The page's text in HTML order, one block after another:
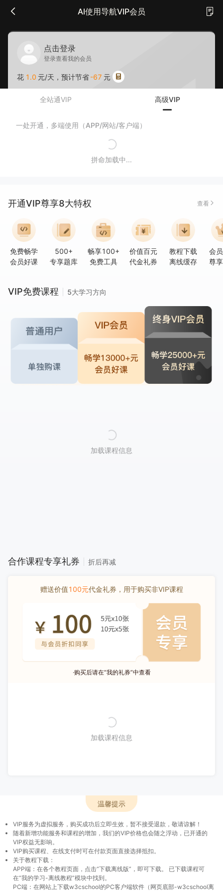
AI使用导航VIP会员
点击登录
登录查看我的会员
花 1.0 元/天，预计节省 -67 元
全站通VIP 高级VIP
一处开通，多端使用（APP/网站/客户端）
拼命加载中...
开通VIP尊享8大特权 查看
免费畅学
会员好课
500+
专享题库
畅享100+
免费工具
价值百元
代金礼券
教程下载
离线缓存
会
尊
VIP免费课程 5大学习方向
加载课程信息
合作课程专享礼券 折后再减
赠送价值100元代金礼券，用于购买非VIP课程
·购买后请在“我的礼券”中查看
加载课程信息
温馨提示
VIP服务为虚拟服务，购买成功后立即生效，暂不接受退款，敬请谅解！
随着新增功能服务和课程的增加，我们的VIP价格也会随之浮动，已开通的
VIP权益无影响。
VIP购买课程、在线支付时可在付款页面直接选择抵扣。
关于教程下载：
APP端：在各个教程页面，点击“下载离线版”，即可下载。 已下载课程可
在“我的学习-离线教程”模块中找到。
PC端：在网站上下载w3cschool的PC客户端软件（网页底部-w3cschool离